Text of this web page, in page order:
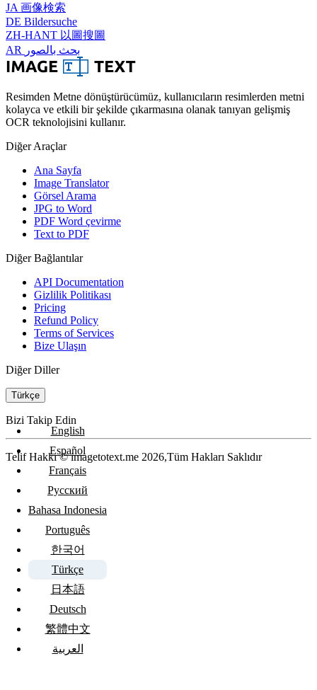
JA 画像検索
DE Bildersuche
ZH-HANT 以圖搜圖
AR
بحث بالصور
Resimden Metne dönüştürücümüz, kullanıcıların resimlerden metni
kolayca ve etkili bir şekilde çıkarmasına olanak tanıyan gelişmiş
OCR teknolojisini kullanır.
Diğer Araçlar
Ana Sayfa
Image Translator
Görsel Arama
JPG to Word
PDF Word çevirme
Text to PDF
Diğer Bağlantılar
API Documentation
Gizlilik Politikası
Pricing
Refund Policy
Terms of Services
Bize Ulaşın
Diğer Diller
Türkçe
English
Español
Français
Русский
Bahasa Indonesia
Português
한국어
Türkçe
日本語
Deutsch
繁體中文
العربية
Bizi Takip Edin
Telif Hakkı © imagetotext.me 2026,Tüm Hakları Saklıdır